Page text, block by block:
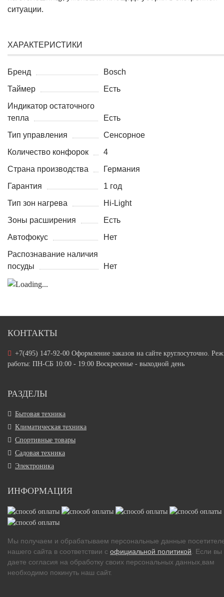
ситуации.
ХАРАКТЕРИСТИКИ
Бренд
Bosch
Таймер
Есть
Индикатор остаточного
тепла
Есть
Тип управления
Сенсорное
Количество конфорок
4
Страна производства
Германия
Гарантия
1 год
Тип зон нагрева
Hi-Light
Зоны расширения
Есть
Автофокус
Нет
Распознавание наличия
посуды
Нет
КОНТАКТЫ
+7(495) 147-92-00 Оформление заказов на сайте круглосуточно.
работы: ПН-СБ 10:00 - 19:00 Воскресенье - выходной день
РАЗДЕЛЫ
Бытовая техника
Климатическая техника
Спортивные товары
Садовая техника
Электроника
ИНФОРМАЦИЯ
Мы получаем и обрабатываем персональные данные
нашего сайта в соответствии с официальной политикой. Если вы
даете согласия на обработку своих персональных данных,вам
необходимо покинуть наш сайт.